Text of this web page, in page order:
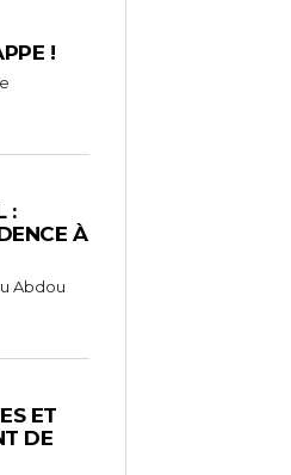
!
:
À
Abdou
ET
DE